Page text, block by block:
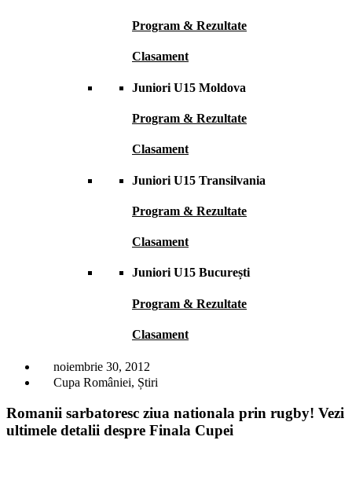
Program & Rezultate
Clasament
Juniori U15 Moldova
Program & Rezultate
Clasament
Juniori U15 Transilvania
Program & Rezultate
Clasament
Juniori U15 București
Program & Rezultate
Clasament
noiembrie 30, 2012
Cupa României, Știri
Romanii sarbatoresc ziua nationala prin rugby! Vezi
ultimele detalii despre Finala Cupei